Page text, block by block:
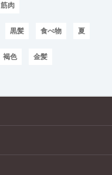
筋肉
黒髪 食べ物 夏
褐色 金髪